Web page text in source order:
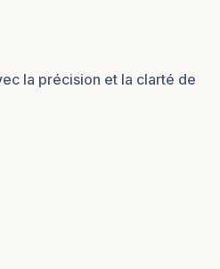
la précision et la clarté de